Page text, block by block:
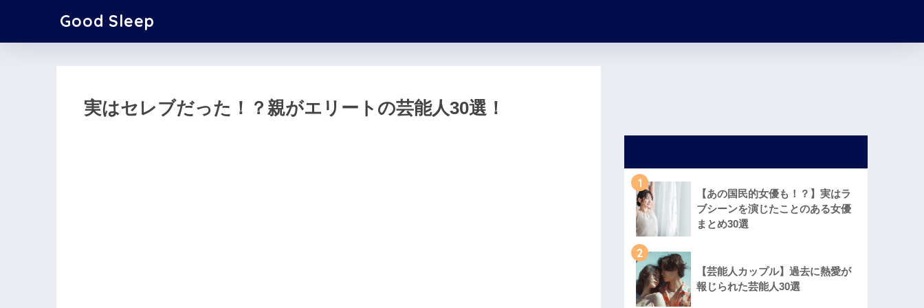
Good Sleep
実はセレブだった！？親がエリートの芸能人30選！
1
【あの国民的女優も！？】実はラ
ブシーンを演じたことのある女優
まとめ30選
2
【芸能人カップル】過去に熱愛が
報じられた芸能人30選